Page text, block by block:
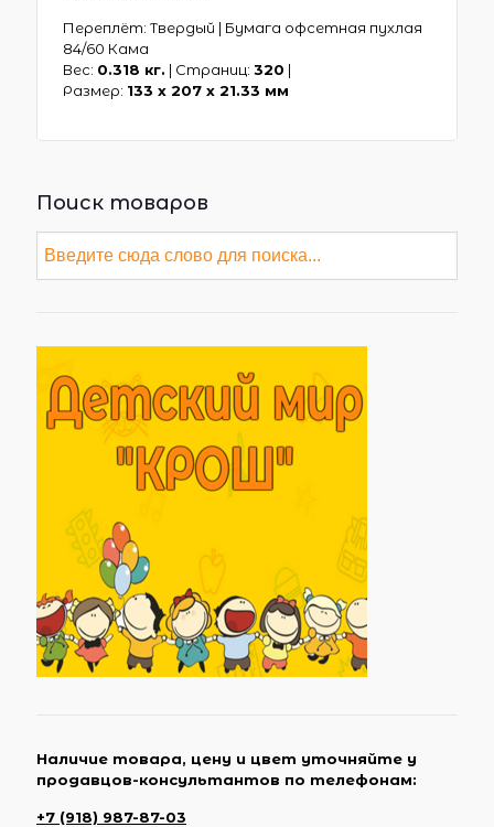
Переплёт: Твердый | Бумага офсетная пухлая
84/60 Кама
Вес: 0.318 кг. | Страниц:320 |
Размер: 133 х 207 x 21.33 мм
Поиск товаров
Наличие товара, цену и цвет уточняйте у
продавцов-консультантов по телефонам:
+7 (918) 987-87-03